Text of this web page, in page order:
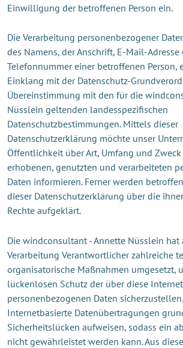
Einwilligung der betroffenen Person ein.
Die Verarbeitung personenbezogener
des Namens, der Anschrift, E-Mail-Adresse
Telefonnummer einer betroffenen Person,
Einklang mit der Datenschutz-
Übereinstimmung mit den für die
Nüsslein geltenden landesspezifischen
Datenschutzbestimmungen. Mittels dieser
Datenschutzerklärung möchte unser
Öffentlichkeit über Art, Umfang und
erhobenen, genutzten und verarbeiteten
Daten informieren. Ferner werden
dieser Datenschutzerklärung über die
Rechte aufgeklärt.
Die windconsultant - Annette Nüsslein hat
Verarbeitung Verantwortlicher zahlreiche
organisatorische Maßnahmen umgesetzt,
lückenlosen Schutz der über diese
personenbezogenen Daten
Internetbasierte Datenübertragungen
Sicherheitslücken aufweisen, sodass ein
nicht gewährleistet werden kann. Aus